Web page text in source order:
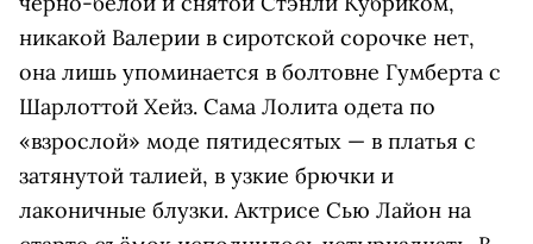
никакой Валерии в сиротской сорочке нет,
она лишь упоминается в болтовне Гумберта с
Шарлоттой Хейз. Сама Лолита одета по
«взрослой» моде пятидесятых — в платья с
затянутой талией, в узкие брючки и
лаконичные блузки. Актрисе Сью Лайон на